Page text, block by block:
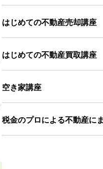
はじめての不動産売却講座
はじめての不動産買取講座
空き家講座
税金のプロによる不動産に